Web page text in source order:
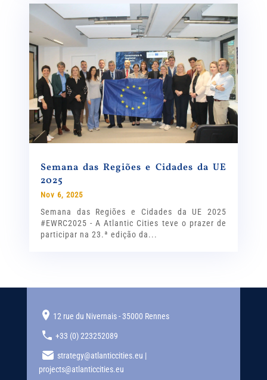
Semana das Regiões e Cidades da UE
2025
Nov 6, 2025
Semana das Regiões e Cidades da UE 2025
#EWRC2025 - A Atlantic Cities teve o prazer de
participar na 23.ª edição da...
12 rue du Nivernais - 35000 Rennes
+33 (0) 223252089
strategy@atlanticcities.eu |
projects@atlanticcities.eu